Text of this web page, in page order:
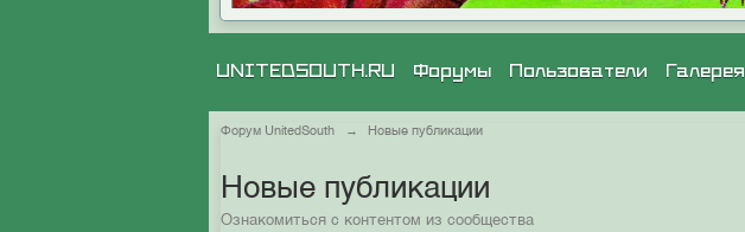
UNITEDSOUTH.RU Галерея
Форумы Пользователи
Форум UnitedSouth → Новые публикации
Новые публикации
Ознакомиться с контентом из сообщества